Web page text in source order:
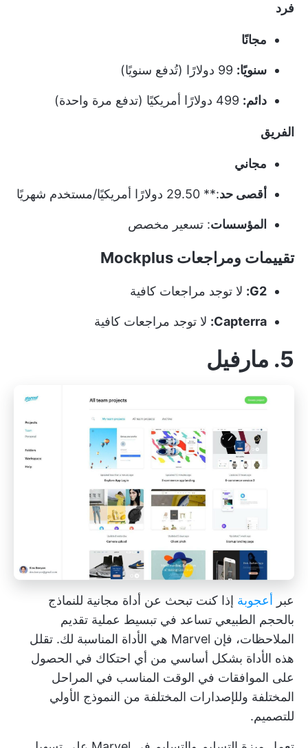
فرد
مجانًا
سنويًا:
دائم:
الفريق
مجاني
أقصى حد:** 29.50 دولارًا أمريكيًا/مستخدم شهريًا
المؤسسات: تسعير مخصص
تقييمات ومراجعات Mockplus
G2: لا توجد مراجعات كافية
Capterra: لا توجد مراجعات كافية
5. مارفيل
عبر أعجوبة إذا كنت تبحث عن أداة مجانية للنماذج
بالحجم الطبيعي تساعد في تبسيط عملية تقديم
الملاحظات، فإن Marvel هي الأداة المناسبة لك. تقلل
هذه الأداة بشكل أساسي من أي احتكاك في الحصول
على الموافقات في الوقت المناسب في المراحل
المختلفة وللإصدارات المختلفة من النموذج الأولي
للتصميم.